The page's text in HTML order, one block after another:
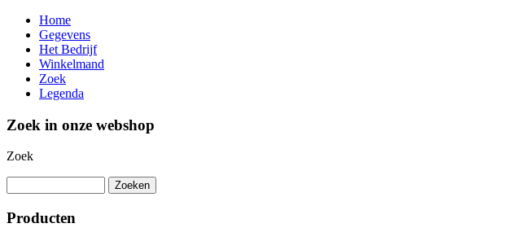
Home
Gegevens
Het Bedrijf
Winkelmand
Zoek
Legenda
Zoek in onze webshop
Zoek
Producten